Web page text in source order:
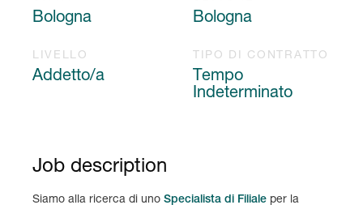
Bologna Bologna
LIVELLO
Addetto/a
TIPO DI CONTRATTO
Tempo
Indeterminato
Job description
Siamo alla ricerca di uno Specialista di Filiale per la